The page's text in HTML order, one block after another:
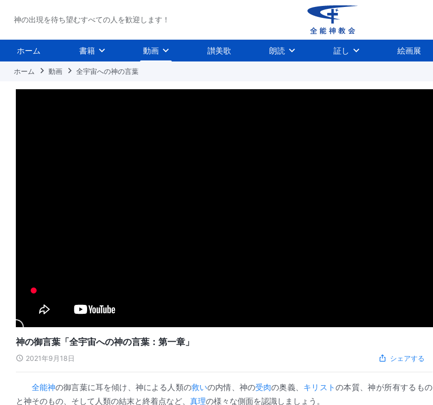
神の出現を待ち望むすべての人を歓迎します！
ホーム 書籍 動画 讃美歌 朗読 証し 絵画展
ホーム 動画 全宇宙への神の言葉
神の御言葉「全宇宙への神の言葉：第一章」
2021年9月18日 シェアする
全能神の御言葉に耳を傾け、神による人類の救いの内情、神の受肉の奥義、 キリスト の本質、神が所有するもの
と神そのもの、そして人類の結末と終着点など、 真理の様々な側面を認識しましょう。